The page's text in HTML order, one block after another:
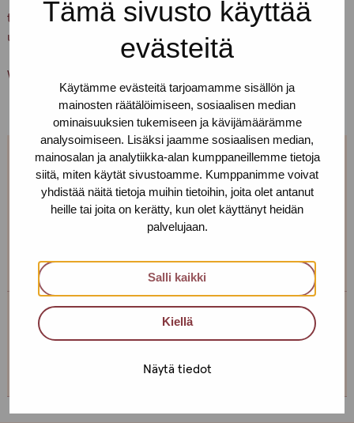
Tämä sivusto käyttää
evästeitä
Käytämme evästeitä tarjoamamme sisällön ja
mainosten räätälöimiseen, sosiaalisen median
ominaisuuksien tukemiseen ja kävijämäärämme
analysoimiseen. Lisäksi jaamme sosiaalisen median,
mainosalan ja analytiikka-alan kumppaneillemme tietoja
siitä, miten käytät sivustoamme. Kumppanimme voivat
yhdistää näitä tietoja muihin tietoihin, joita olet antanut
heille tai joita on kerätty, kun olet käyttänyt heidän
palvelujaan.
Salli kaikki
Kiellä
Näytä tiedot
tukipiste” and wait, we’ll let you in. If you can’t find us, call
us!
Welcome!
Can't come on Tuesdays?
We are open every weekday. You can make
appointment, just call or text us! We can also meet
Service centre Turku